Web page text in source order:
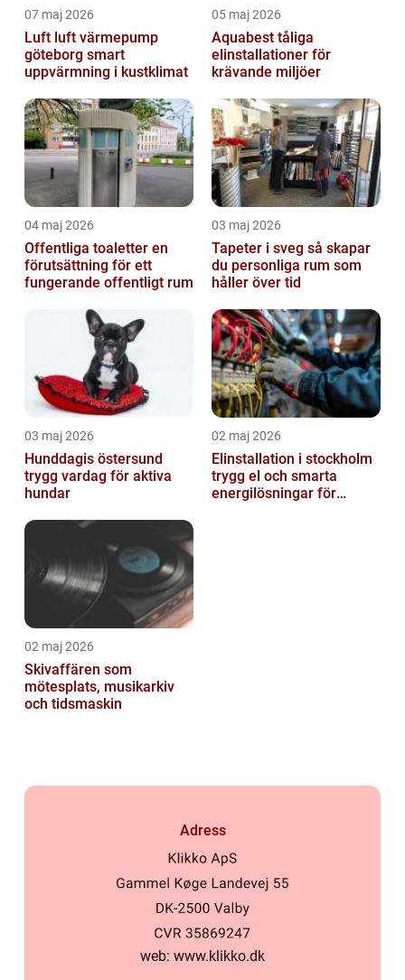
07 maj 2026
Luft luft värmepump
göteborg smart
uppvärmning i kustklimat
05 maj 2026
Aquabest tåliga
elinstallationer för
krävande miljöer
04 maj 2026
Offentliga toaletter en
förutsättning för ett
fungerande offentligt rum
03 maj 2026
Tapeter i sveg så skapar
du personliga rum som
håller över tid
03 maj 2026
Hunddagis östersund
trygg vardag för aktiva
hundar
02 maj 2026
Elinstallation i stockholm
trygg el och smarta
energilösningar för
02 maj 2026
Skivaffären som
mötesplats, musikarkiv
och tidsmaskin
Adress
web: www.klikko.dk